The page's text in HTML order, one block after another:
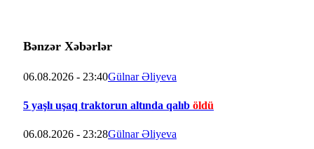
Bənzər Xəbərlər
06.08.2026 - 23:40Gülnar Əliyeva
5 yaşlı uşaq traktorun altında qalıb öldü
06.08.2026 - 23:28Gülnar Əliyeva